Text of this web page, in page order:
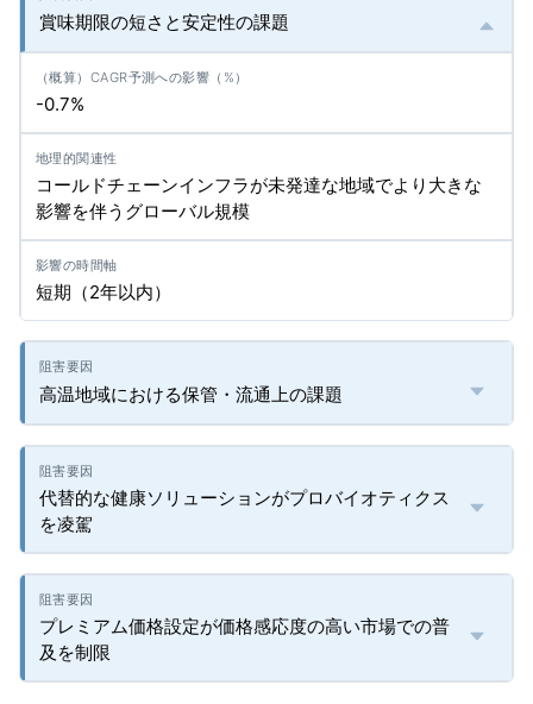
賞味期限の短さと安定性の課題
-0.7%
コールドチェーンインフラが未発達な地域でより大きな
影響を伴うグローバル規模
短期（2年以内）
高温地域における保管・流通上の課題
代替的な健康ソリューションがプロバイオティクス
を凌駕
プレミアム価格設定が価格感応度の高い市場での普
及を制限